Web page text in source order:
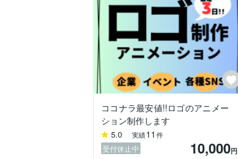
ココナラ最安値!!ロゴのアニメー
ション制作します
5.0 実績11 件
受付休止中 10,000円